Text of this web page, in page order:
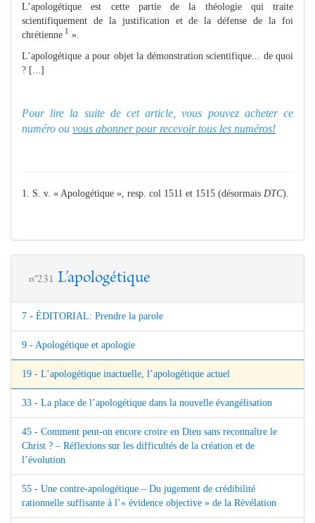
L’apologétique est cette partie de la théologie qui traite
scientifiquement de la justification et de la défense de la foi
chrétienne 1 ».
L’apologétique a pour objet la démonstration scientifique... de quoi
? [...]
Pour lire la suite de cet article, vous pouvez acheter ce
numéro ou vous abonner pour recevoir tous les numéros!
1. S. v. « Apologétique », resp. col 1511 et 1515 (désormais DTC).
n°231 L’apologétique
7 - ÉDITORIAL: Prendre la parole
9 - Apologétique et apologie
19 - L’apologétique inactuelle, l’apologétique actuel
33 - La place de l’apologétique dans la nouvelle évangélisation
45 - Comment peut-on encore croire en Dieu sans reconnaître le
Christ ? – Réflexions sur les difficultés de la création et de
l’évolution
55 - Une contre-apologétique – Du jugement de crédibilité
rationnelle suffisante à l’« évidence objective » de la Révélation